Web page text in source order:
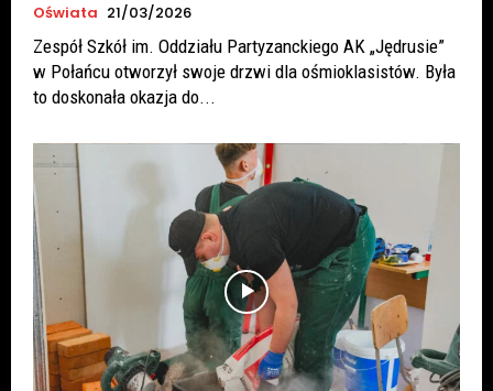
Oświata 21/03/2026
Zespół Szkół im. Oddziału Partyzanckiego AK „Jędrusie”
w Połańcu otworzył swoje drzwi dla ośmioklasistów. Była
to doskonała okazja do...